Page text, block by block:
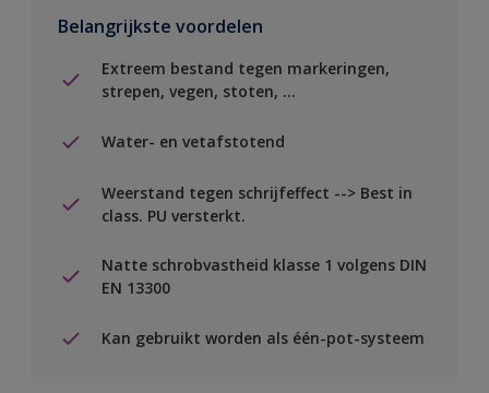
Belangrijkste voordelen
Extreem bestand tegen markeringen,
strepen, vegen, stoten, ...
Water- en vetafstotend
Weerstand tegen schrijfeffect --> Best in
class. PU versterkt.
Natte schrobvastheid klasse 1 volgens DIN
EN 13300
Kan gebruikt worden als één-pot-systeem